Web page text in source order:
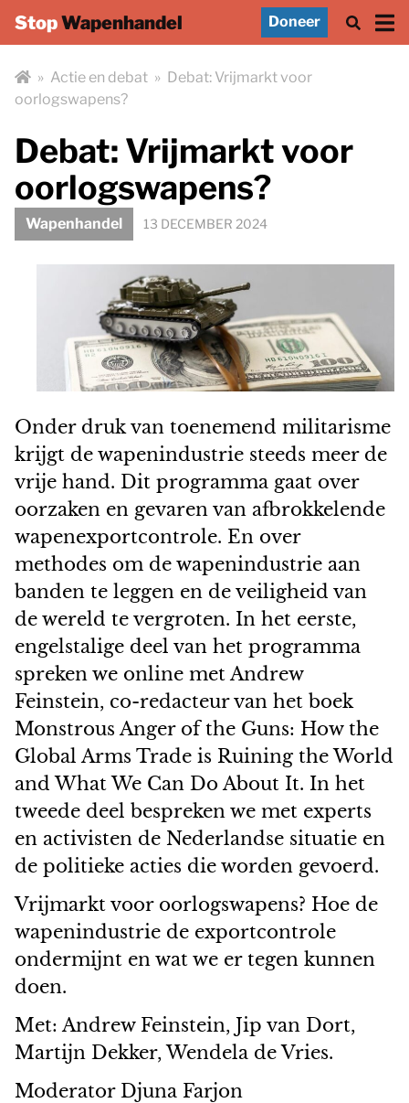
StopWapenhandel Doneer
» Actie en debat » Debat: Vrijmarkt voor
oorlogswapens?
Debat: Vrijmarkt voor
oorlogswapens?
Wapenhandel 13 DECEMBER 2024
Onder druk van toenemend militarisme
krijgt de wapenindustrie steeds meer de
vrije hand. Dit programma gaat over
oorzaken en gevaren van afbrokkelende
wapenexportcontrole. En over
methodes om de wapenindustrie aan
banden te leggen en de veiligheid van
de wereld te vergroten. In het eerste,
engelstalige deel van het programma
spreken we online met Andrew
Feinstein, co-redacteur van het boek
Monstrous Anger of the Guns: How the
Global Arms Trade is Ruining the World
and What We Can Do About It. In het
tweede deel bespreken we met experts
en activisten de Nederlandse situatie en
de politieke acties die worden gevoerd.
Vrijmarkt voor oorlogswapens? Hoe de
wapenindustrie de exportcontrole
ondermijnt en wat we er tegen kunnen
doen.
Met: Andrew Feinstein, Jip van Dort,
Martijn Dekker, Wendela de Vries.
Moderator Djuna Farjon